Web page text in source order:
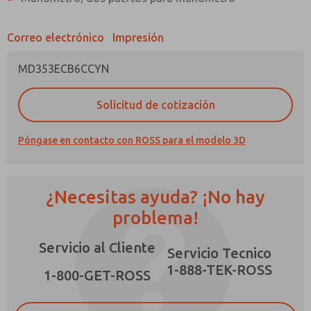
Correo electrónico Impresión
MD353ECB6CCYN
Solicitud de cotización
Póngase en contacto con ROSS para el modelo 3D
¿Necesitas ayuda? ¡No hay
problema!
Servicio al Cliente
1-800-GET-ROSS
Servicio Tecnico
1-888-TEK-ROSS
¿Método de Contacto Preferido?
Correo Electrónico
Teléfono
Envíenme actualizaciones periódicas sobre
*Sí, he leído la política de privacidad y acepto
que los datos que proporcione se recopilarán
y almacenarán electrónicamente. Mis datos se
destinados a procesar y responder a mi
solicitud. Al enviar el formulario de contacto,
acepto el procesamiento.
×